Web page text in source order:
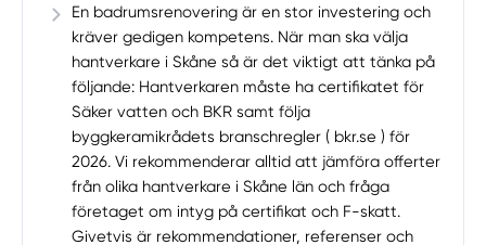
En badrumsrenovering är en stor investering och
kräver gedigen kompetens. När man ska välja
hantverkare i Skåne så är det viktigt att tänka på
följande: Hantverkaren måste ha certifikatet för
Säker vatten och BKR samt följa
byggkeramikrådets branschregler ( bkr.se ) för
2026. Vi rekommenderar alltid att jämföra offerter
från olika hantverkare i Skåne län och fråga
företaget om intyg på certifikat och F-skatt.
Givetvis är rekommendationer, referenser och